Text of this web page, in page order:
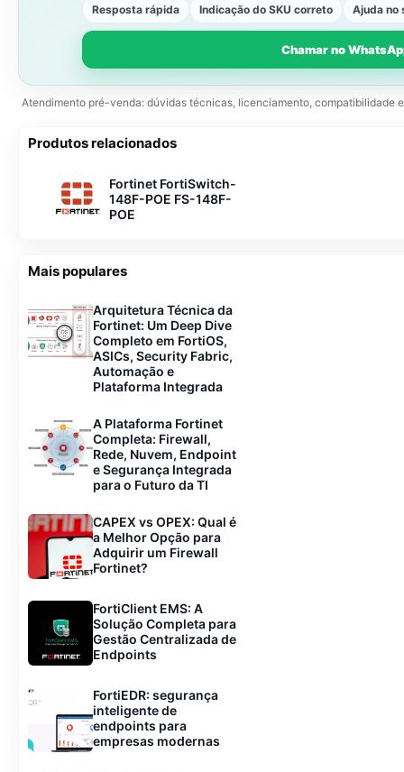
Resposta rápida Indicação do SKU correto Ajuda no
Chamar no
Atendimento pré-venda: dúvidas técnicas, licenciamento, compatibilidade
Produtos relacionados
Fortinet FortiSwitch-
148F-POE FS-148F-
POE
Mais populares
Arquitetura Técnica da
Fortinet: Um Deep Dive
Completo em FortiOS,
ASICs, Security Fabric,
Automação e
Plataforma Integrada
A Plataforma Fortinet
Completa: Firewall,
Rede, Nuvem, Endpoint
e Segurança Integrada
para o Futuro da TI
CAPEX vs OPEX: Qual é
a Melhor Opção para
Adquirir um Firewall
Fortinet?
FortiClient EMS: A
Solução Completa para
Gestão Centralizada de
Endpoints
FortiEDR: segurança
inteligente de
endpoints para
empresas modernas